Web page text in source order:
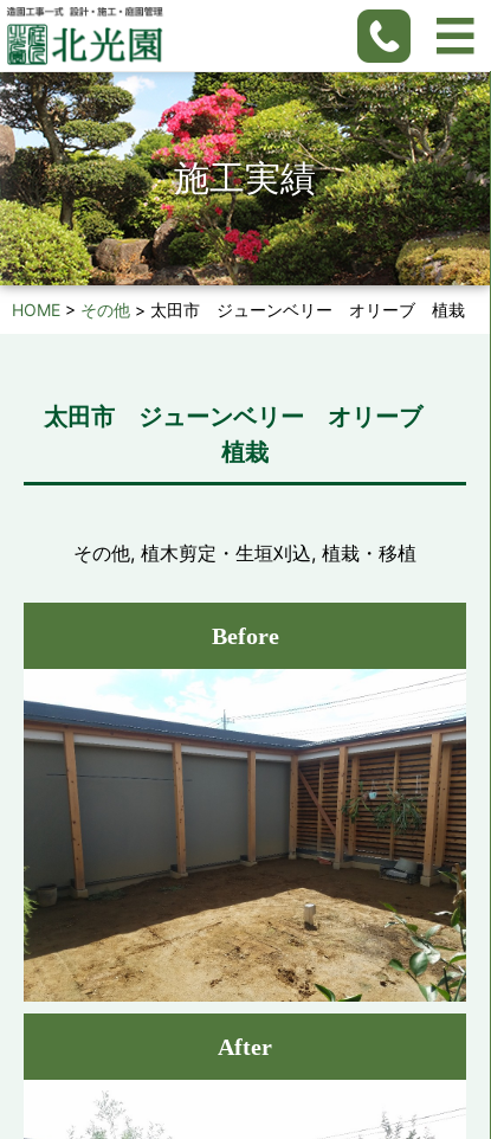
施工実績
HOME > その他 > 太田市 ジューンベリー オリーブ 植栽
太田市 ジューンベリー オリーブ
植栽
その他, 植木剪定・生垣刈込, 植栽・移植
Before
After